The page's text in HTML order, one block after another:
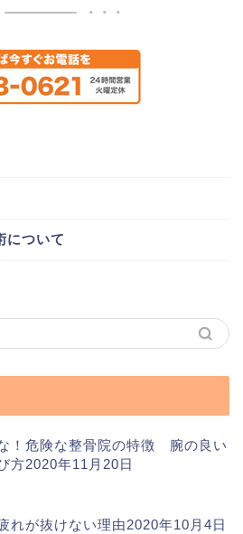
について
！危険な整骨院の特徴 腕の良い
方2020年11月20日
れが抜けない理由2020年10月4日